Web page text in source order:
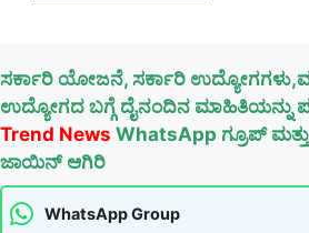
ಸರ್ಕಾರಿ ಯೋಜನೆ, ಸರ್ಕಾರಿ
ಉದ್ಯೋಗದ ಬಗ್ಗೆ ದೈನಂದಿನ ಮಾಹಿತಿಯನ್ನು
Trend News WhatsApp ಗ್ರೂಪ್
ಜಾಯಿನ್ ಆಗಿರಿ
WhatsApp Group